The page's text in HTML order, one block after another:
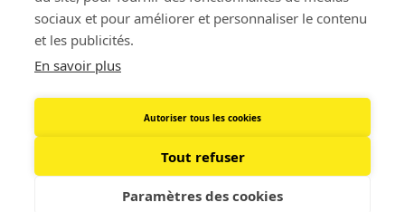
sociaux et pour améliorer et personnaliser le contenu
et les publicités.
En savoir plus
Autoriser tous les cookies
Tout refuser
Paramètres des cookies
Politique de cookies
Conditions générales